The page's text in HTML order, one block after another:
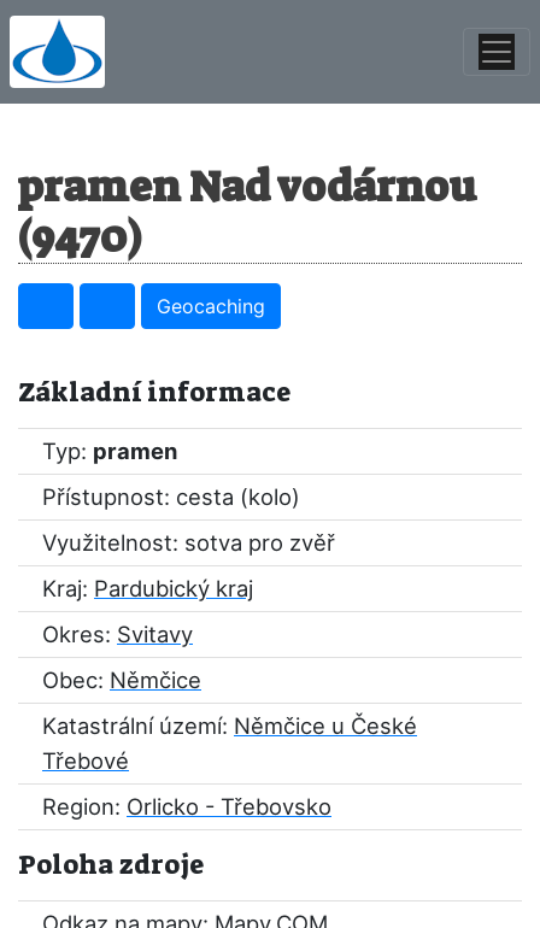
pramen Nad vodárnou
(9470)
Geocaching
Základní informace
Typ: pramen
Přístupnost: cesta (kolo)
Využitelnost: sotva pro zvěř
Kraj: Pardubický kraj
Okres: Svitavy
Obec: Němčice
Katastrální území: Němčice u České
Třebové
Region: Orlicko - Třebovsko
Poloha zdroje